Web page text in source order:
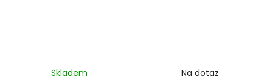
Skladem Na dotaz